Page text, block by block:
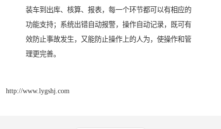
装车到出库、核算、报表，每一个环节都可以有相应的
功能支持；系统出错自动报警，操作自动记录，既可有
效防止事故发生，又能防止操作上的人为，使操作和管
理更完善。
http://www.lygshj.com